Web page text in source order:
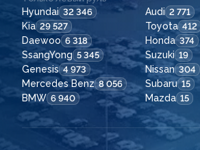
Hyundai 32 346 Audi 2 771
Kia 29 527 Toyota 412
Daewoo 6 318 Honda 374
SsangYong 5 345 Suzuki 19
Genesis 4 973 Nissan 304
Mercedes Benz 8 056 Subaru 15
BMW 6 940 Mazda 15